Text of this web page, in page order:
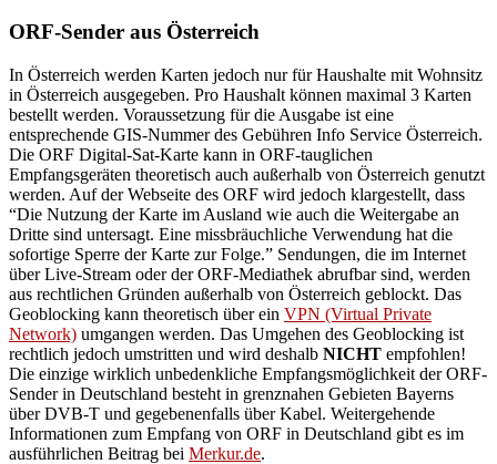
ORF-Sender aus Österreich
In Österreich werden Karten jedoch nur für Haushalte mit Wohnsitz
in Österreich ausgegeben. Pro Haushalt können maximal 3 Karten
bestellt werden. Voraussetzung für die Ausgabe ist eine
entsprechende GIS-Nummer des Gebühren Info Service Österreich.
Die ORF Digital-Sat-Karte kann in ORF-tauglichen
Empfangsgeräten theoretisch auch außerhalb von Österreich genutzt
werden. Auf der Webseite des ORF wird jedoch klargestellt, dass
“Die Nutzung der Karte im Ausland wie auch die Weitergabe an
Dritte sind untersagt. Eine missbräuchliche Verwendung hat die
sofortige Sperre der Karte zur Folge.” Sendungen, die im Internet
über Live-Stream oder der ORF-Mediathek abrufbar sind, werden
aus rechtlichen Gründen außerhalb von Österreich geblockt. Das
Geoblocking kann theoretisch über ein VPN (Virtual Private
Network) umgangen werden. Das Umgehen des Geoblocking ist
rechtlich jedoch umstritten und wird deshalb NICHT empfohlen!
Die einzige wirklich unbedenkliche Empfangsmöglichkeit der ORF-
Sender in Deutschland besteht in grenznahen Gebieten Bayerns
über DVB-T und gegebenenfalls über Kabel. Weitergehende
Informationen zum Empfang von ORF in Deutschland gibt es im
ausführlichen Beitrag bei Merkur.de.